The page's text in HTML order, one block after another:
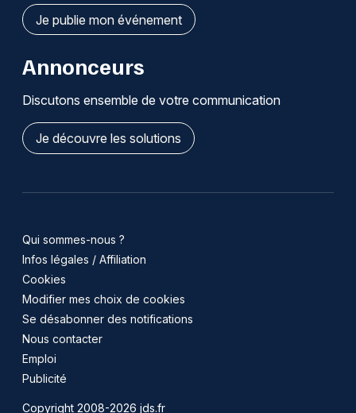
Je publie mon événement
Annonceurs
Discutons ensemble de votre communication
Je découvre les solutions
Qui sommes-nous ?
Infos légales / Affiliation
Cookies
Modifier mes choix de cookies
Se désabonner des notifications
Nous contacter
Emploi
Publicité
Copyright 2008-2026 jds.fr